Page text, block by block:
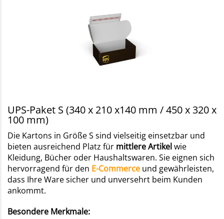
UPS-Paket S (340 x 210 x140 mm / 450 x 320 x
100 mm)
Die Kartons in Größe S sind vielseitig einsetzbar und
bieten ausreichend Platz für mittlere Artikelwie
Kleidung, Bücher oder Haushaltswaren. Sie eignen sich
hervorragend für den E-Commerce und gewährleisten,
dass Ihre Ware sicher und unversehrt beim Kunden
ankommt.
Besondere Merkmale: